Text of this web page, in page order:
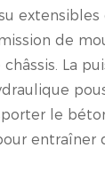
de
La
le
entraîner